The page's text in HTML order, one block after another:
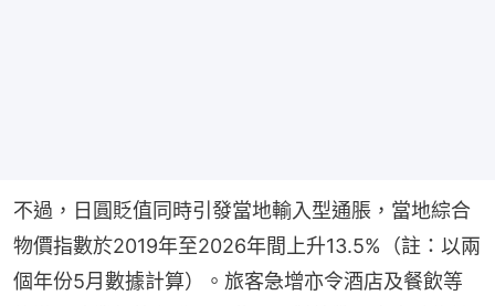
不過，日圓貶值同時引發當地輸入型通脹，當地綜合
物價指數於2019年至2026年間上升13.5%（註：以兩
個年份5月數據計算）。旅客急增亦令酒店及餐飲等